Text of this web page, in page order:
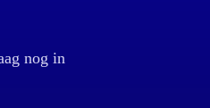
nog in